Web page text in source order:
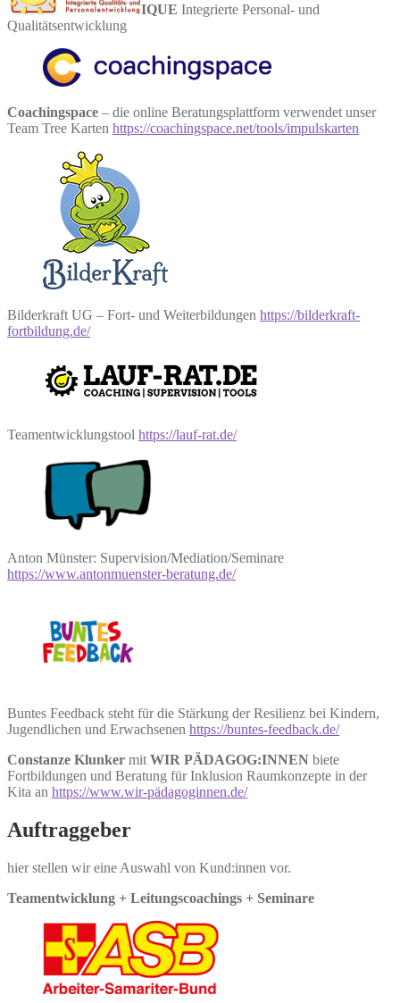
IQUE Integrierte Personal- und
Qualitätsentwicklung
Coachingspace – die online Beratungsplattform verwendet unser
Team Tree Karten https://coachingspace.net/tools/impulskarten
Bilderkraft UG – Fort- und Weiterbildungen https://bilderkraft-
fortbildung.de/
Teamentwicklungstool https://lauf-rat.de/
Anton Münster: Supervision/Mediation/Seminare
https://www.antonmuenster-beratung.de/
Buntes Feedback steht für die Stärkung der Resilienz bei Kindern,
Jugendlichen und Erwachsenen https://buntes-feedback.de/
Constanze Klunker mitWIR PÄDAGOG:INNEN biete
Fortbildungen und Beratung für Inklusion Raumkonzepte in der
Kita an https://www.wir-pädagoginnen.de/
Auftraggeber
hier stellen wir eine Auswahl von Kund:innen vor.
Teamentwicklung + Leitungscoachings + Seminare